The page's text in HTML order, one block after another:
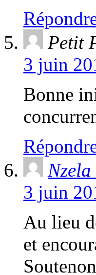
Petit
3 juin
Bonne
Nzela
3 juin
Au lieu
et